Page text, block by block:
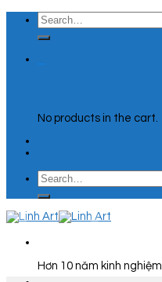
Skip
content
Search
for:
No products in the cart.
Search
for:
Hơn 10 năm kinh nghiệm